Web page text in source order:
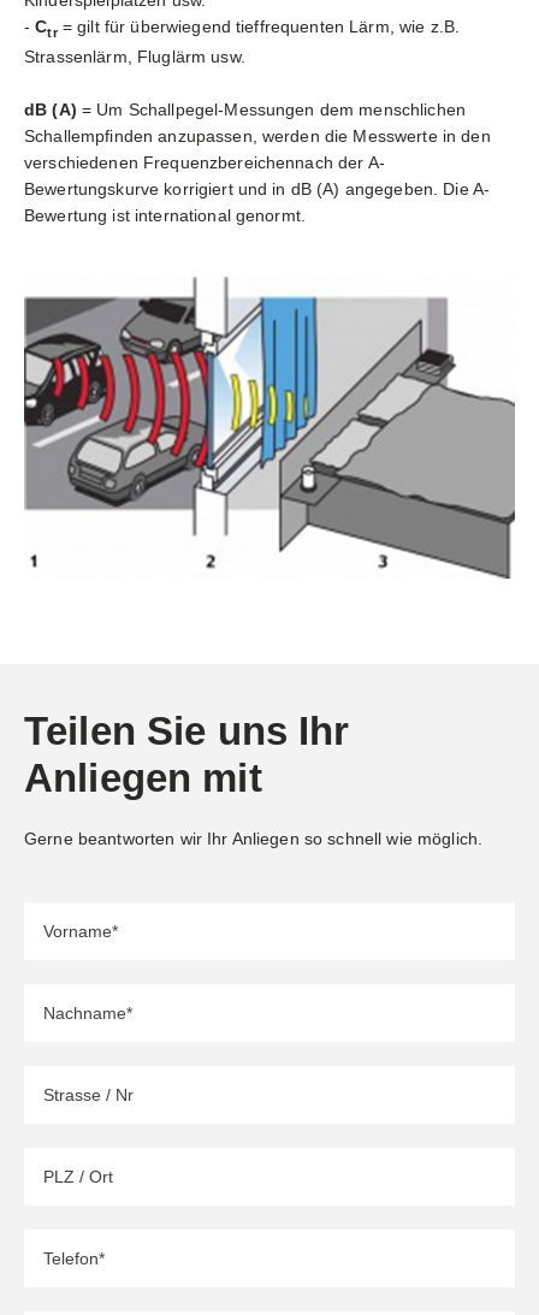
-Ctr= gilt für überwiegend tieffrequenten Lärm, wie z.B.
Strassenlärm, Fluglärm usw.
dB (A) = Um Schallpegel-Messungen dem menschlichen
Schallempfinden anzupassen, werden die Messwerte in den
verschiedenen Frequenzbereichennach der A-
Bewertungskurve korrigiert und in dB (A) angegeben. Die A-
Bewertung ist international genormt.
Teilen Sie uns Ihr
Anliegen mit
Gerne beantworten wir Ihr Anliegen so schnell wie möglich.